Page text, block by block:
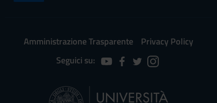
Amministrazione Trasparente
Privacy Policy
Seguici su: